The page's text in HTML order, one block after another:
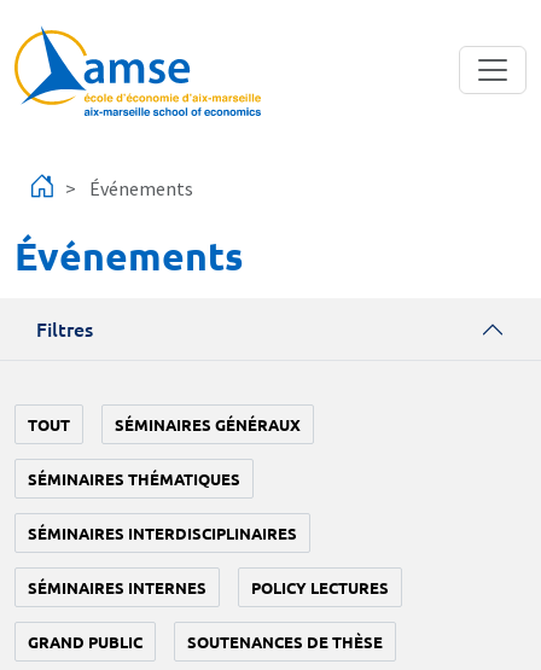
Événements
Événements
Filtres
TOUT SÉMINAIRES GÉNÉRAUX
SÉMINAIRES THÉMATIQUES
SÉMINAIRES INTERDISCIPLINAIRES
SÉMINAIRES INTERNES POLICY LECTURES
GRAND PUBLIC SOUTENANCES DE THÈSE